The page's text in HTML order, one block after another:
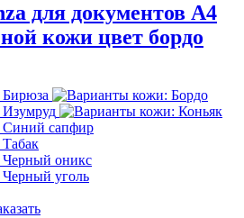
для документов А4
кожи цвет бордо